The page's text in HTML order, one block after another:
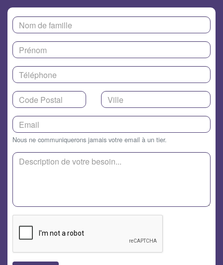
Nous ne communiquerons jamais votre email à un tier.